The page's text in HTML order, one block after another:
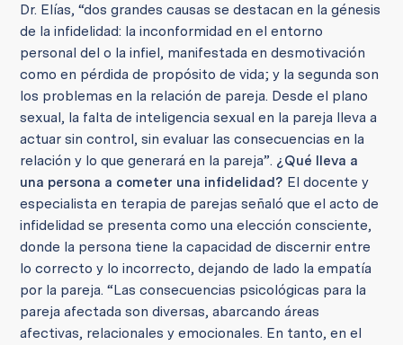
Dr. Elías, “dos grandes causas se destacan en la génesis
de la infidelidad: la inconformidad en el entorno
personal del o la infiel, manifestada en desmotivación
como en pérdida de propósito de vida; y la segunda son
los problemas en la relación de pareja. Desde el plano
sexual, la falta de inteligencia sexual en la pareja lleva a
actuar sin control, sin evaluar las consecuencias en la
relación y lo que generará en la pareja”. ¿Qué lleva a
una persona a cometer una infidelidad? El docente y
especialista en terapia de parejas señaló que el acto de
infidelidad se presenta como una elección consciente,
donde la persona tiene la capacidad de discernir entre
lo correcto y lo incorrecto, dejando de lado la empatía
por la pareja. “Las consecuencias psicológicas para la
pareja afectada son diversas, abarcando áreas
afectivas, relacionales y emocionales. En tanto, en el